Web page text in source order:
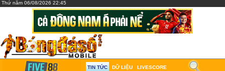
Thứ năm 06/08/2026 22:45
TIN TỨC DỮ LIỆU LIVESCORE